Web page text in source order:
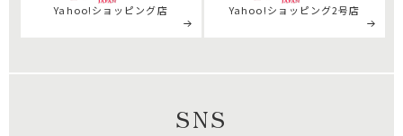
Yahoo!ショッピング店 Yahoo!ショッピング2号店
SNS